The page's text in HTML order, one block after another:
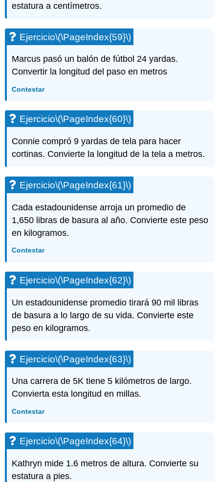
estatura a centímetros.
Ejercicio\(\PageIndex{59}\)
Marcus pasó un balón de fútbol 24 yardas.
Convertir la longitud del paso en metros
Contestar
Ejercicio\(\PageIndex{60}\)
Connie compró 9 yardas de tela para hacer
cortinas. Convierte la longitud de la tela a metros.
Ejercicio\(\PageIndex{61}\)
Cada estadounidense arroja un promedio de
1,650 libras de basura al año. Convierte este peso
en kilogramos.
Contestar
Ejercicio\(\PageIndex{62}\)
Un estadounidense promedio tirará 90 mil libras
de basura a lo largo de su vida. Convierte este
peso en kilogramos.
Ejercicio\(\PageIndex{63}\)
Una carrera de 5K tiene 5 kilómetros de largo.
Convierta esta longitud en millas.
Contestar
Ejercicio\(\PageIndex{64}\)
Kathryn mide 1.6 metros de altura. Convierte su
estatura a pies.